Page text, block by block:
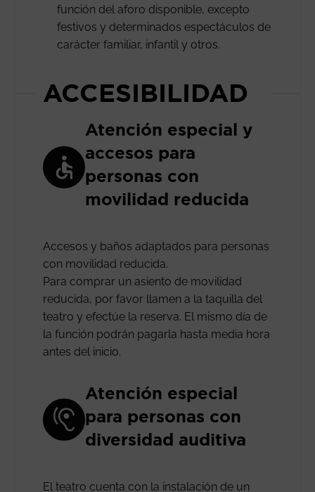
función del aforo disponible, excepto
festivos y determinados espectáculos de
carácter familiar, infantil y otros.
ACCESIBILIDAD
Atención especial y
accesos para
personas con
movilidad reducida
Accesos y baños adaptados para personas
con movilidad reducida.
Para comprar un asiento de movilidad
reducida, por favor llamen a la taquilla del
teatro y efectúe la reserva. El mismo día de
la función podrán pagarla hasta media hora
antes del inicio.
Atención especial
para personas con
diversidad auditiva
El teatro cuenta con la instalación de un